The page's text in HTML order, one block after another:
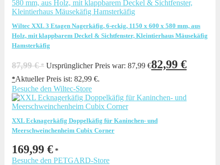
Wiltec XXL 3 Etagen Nagerkäfig, 6-eckig, 1150 x 600 x 580 mm, aus
Holz, mit klappbarem Deckel & Sichtfenster, Kleintierhaus Mäusekäfig
Hamsterkäfig
87,99€ Ursprünglicher Preis war: 87,99 €82,99 €
Aktueller Preis ist: 82,99 €.
Besuche den Wiltec-Store
XXL Ecknagerkäfig Doppelkäfig für Kaninchen- und
Meerschweinchenheim Cubix Corner
169,99 €
Besuche den PETGARD-Store